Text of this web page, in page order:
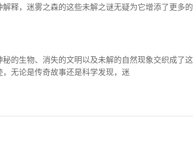
释，迷雾之森的这些未解之谜无疑为它增添了更多的
的生物、消失的文明以及未解的自然现象交织成了这
无论是传奇故事还是科学发现，迷